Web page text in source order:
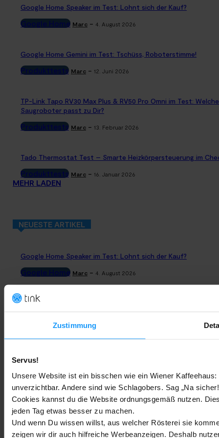
Zustimmung
Servus!
Unsere Website ist ein bisschen wie ein Wiener
unverzichtbar. Andere sind wie Schlagobers. Sag „Na
Cookies kannst du die Website ordnungsgemäß nutzen.
jeden Tag etwas besser zu machen.
Und wenn Du wissen willst, aus welcher Rösterei sie
zeigen wir dir auch hilfreiche Werbeanzeigen. Deshalb
Google Home Speaker im Test: Lohnt sich der Kauf?
Google Home Marc - 4. August 2026
Google Home Gemini im Test: Tschüss, Roboterstimme!
Produkttests Marc - 12. Juni 2026
TP-Link Tapo RV30 Max Plus & RV50 Pro Omni im Test:
Saugroboter passt zu Dir?
Produkttests Marc - 13. Februar 2026
Tado Thermostat Test – Smarte Heizkörpersteuerung im
Produkttests Marc - 16. Januar 2026
MEHR LADEN
NEUESTE ARTIKEL
Google Home Speaker im Test: Lohnt sich der Kauf?
Google Home Marc - 4. August 2026
Rauchmelder Test 2026: Die besten smarten Modelle für Dein
Bestenlisten Marc - 3. August 2026
Sony WH-CH730N geleakt: Alles zu Sonys neuen Budget-
Trends & Technologien Marc - 2. August 2026
Homematic IP Kamera: Die neue Kamerafamilie im Überblick
Smarte Sicherheit Marc - 1. August 2026